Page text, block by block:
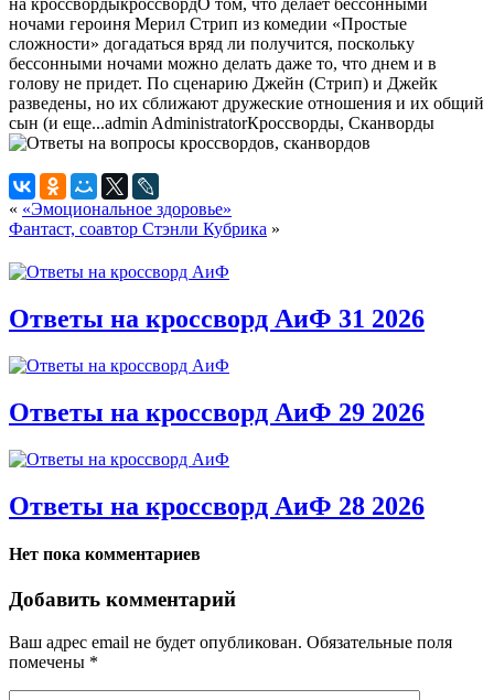
ночами героиня Мерил Стрип из комедии «Простые
сложности» догадаться вряд ли получится, поскольку
бессонными ночами можно делать даже то, что днем и в
голову не придет. По сценарию Джейн (Стрип) и Джейк
разведены, но их сближают дружеские отношения и их общий
сын (и еще...admin AdministratorКроссворды, Сканворды
« «Эмоциональное здоровье»
Фантаст, соавтор Стэнли Кубрика »
Ответы на кроссворд АиФ 31 2026
Ответы на кроссворд АиФ 29 2026
Ответы на кроссворд АиФ 28 2026
Нет пока комментариев
Добавить комментарий
Ваш адрес email не будет опубликован. Обязательные поля
помечены *